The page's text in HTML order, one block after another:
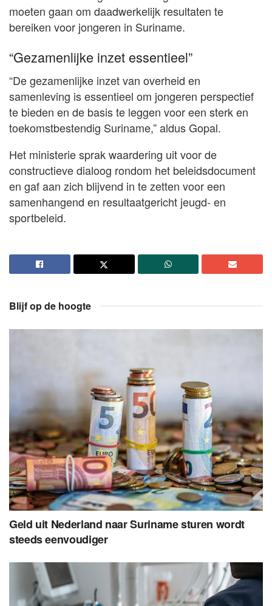
moeten gaan om daadwerkelijk resultaten te
bereiken voor jongeren in Suriname.
“Gezamenlijke inzet essentieel”
“De gezamenlijke inzet van overheid en
samenleving is essentieel om jongeren perspectief
te bieden en de basis te leggen voor een sterk en
toekomstbestendig Suriname,” aldus Gopal.
Het ministerie sprak waardering uit voor de
constructieve dialoog rondom het beleidsdocument
en gaf aan zich blijvend in te zetten voor een
samenhangend en resultaatgericht jeugd- en
sportbeleid.
Blijf op de hoogte
Geld uit Nederland naar Suriname sturen wordt
steeds eenvoudiger